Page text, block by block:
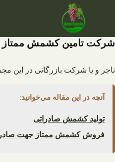
شرکت تامین کشمش ممتاز
تاجر و یا شرکت بازرگانی در این
آنچه در این مقاله می‌خوانید:
تولید کشمش صادراتی
فروش کشمش ممتاز جهت